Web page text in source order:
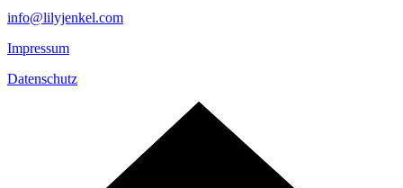
info@lilyjenkel.com
Impressum
Datenschutz